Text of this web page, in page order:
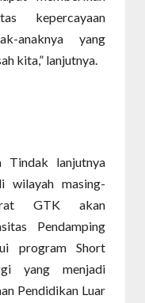
kepercayaan
anaknya yang
kita,” lanjutnya.
Tindak lanjutnya
wilayah masing-
GTK akan
Pendamping
program Short
yang menjadi
Pendidikan Luar